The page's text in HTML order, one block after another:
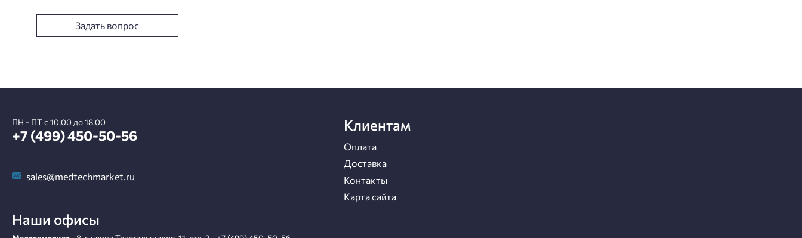
Задать вопрос
ПН - ПТ с 10.00 до 18.00
+7 (499) 450-50-56
sales@medtechmarket.ru
Наши офисы
Клиентам
Оплата
Доставка
Контакты
Карта сайта